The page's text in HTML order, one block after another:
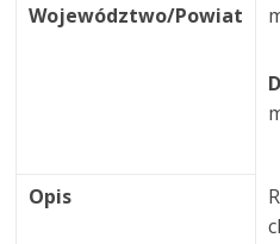
Województwo/Powiat
Opis